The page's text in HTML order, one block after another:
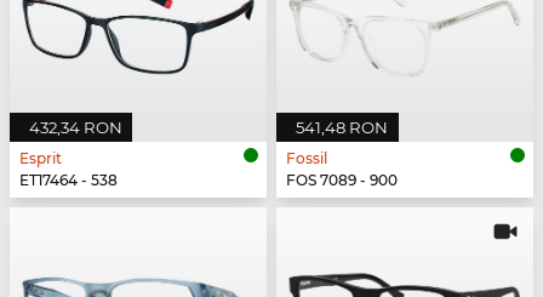
432,34 RON
Esprit
ET17464 - 538
541,48 RON
Fossil
FOS 7089 - 900